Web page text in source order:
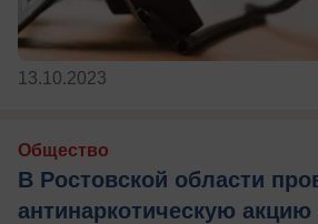
13.10.2023
Общество
В Ростовской области
антинаркотическую